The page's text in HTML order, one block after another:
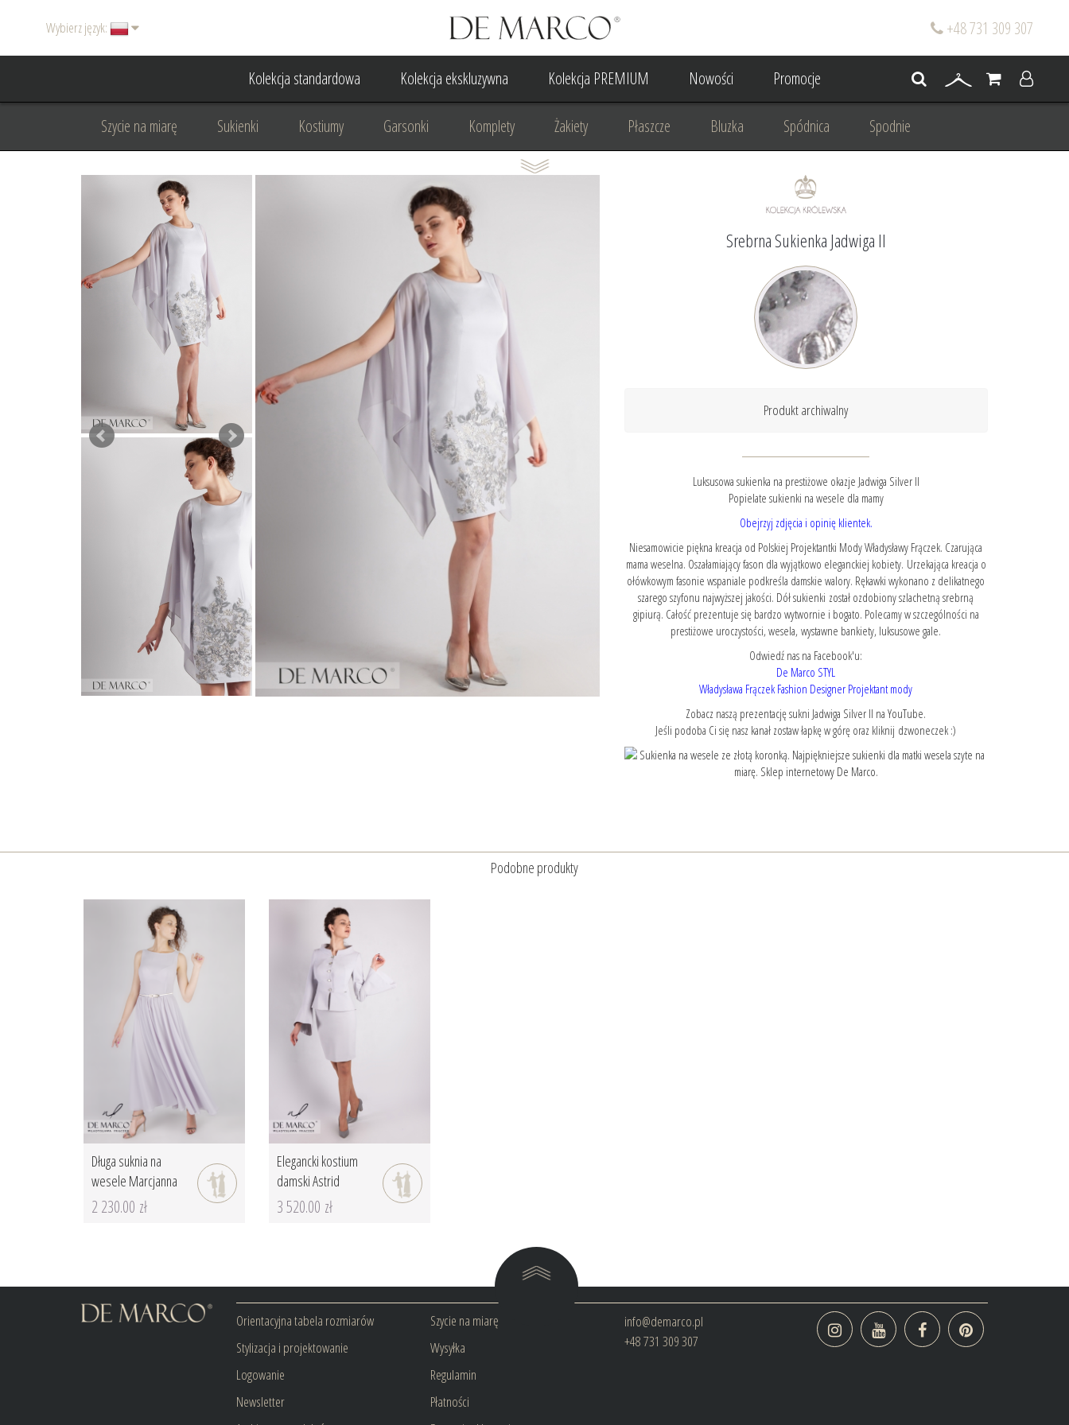
+48 731 309 307
Wybierz język:
Kolekcja standardowa Kolekcja ekskluzywna Kolekcja PREMIUM Nowości Promocje
Szycie na miarę Sukienki Kostiumy Garsonki Komplety Żakiety Płaszcze Bluzka Spódnica Spodnie
Basic Dodatki Garnitury damskie Suknia Wieczorowa Suknia Ślubna Dla mamy wesela
Odzież wizytowa Odzież biznesowa Projektowanie/ Stylizacja
Srebrna Sukienka Jadwiga II
Produkt archiwalny
Luksusowa sukienka na prestiżowe okazje Jadwiga Silver II
Popielate sukienki na wesele dla mamy
Obejrzyj zdjęcia i opinię klientek.
Niesamowicie piękna kreacja od Polskiej Projektantki Mody Władysławy Frączek. Czarująca
mama weselna. Oszałamiający fason dla wyjątkowo eleganckiej kobiety. Urzekająca kreacja o
ołówkowym fasonie wspaniale podkreśla damskie walory. Rękawki wykonano z delikatnego
szarego szyfonu najwyższej jakości. Dół sukienki został ozdobiony szlachetną srebrną
gipiurą. Całość prezentuje się bardzo wytwornie i bogato. Polecamy w szczególności na
prestiżowe uroczystości, wesela, wystawne bankiety, luksusowe gale.
Odwiedź nas na Facebook'u:
De Marco STYL
Władysława Frączek Fashion Designer Projektant mody
Zobacz naszą prezentację sukni Jadwiga Silver II na YouTube.
Jeśli podoba Ci się nasz kanał zostaw łapkę w górę oraz kliknij dzwoneczek :)
Podobne produkty
Długa suknia na
wesele Marcjanna
2 230.00 zł
Elegancki kostium
damski Astrid
3 520.00 zł
Orientacyjna tabela rozmiarów
Stylizacja i projektowanie
Logowanie
Newsletter
Szycie na miarę
Wysyłka
Regulamin
Płatności
info@demarco.pl
+48 731 309 307